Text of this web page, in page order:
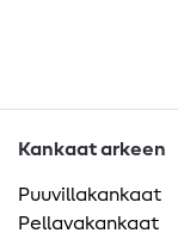
Kankaat arkeen
Puuvillakankaat
Pellavakankaat